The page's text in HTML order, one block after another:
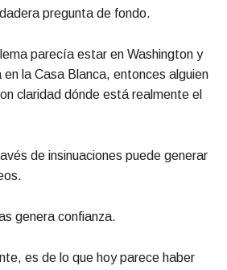
pregunta de fondo.
parecía estar en Washington y
la Casa Blanca, entonces alguien
claridad dónde está realmente el
de insinuaciones puede generar
genera confianza.
es de lo que hoy parece haber